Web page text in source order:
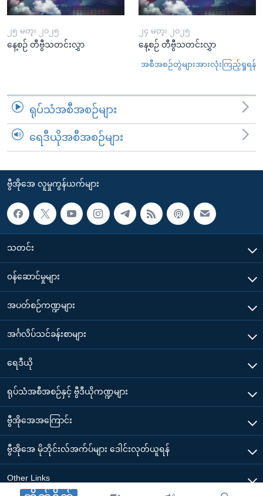
၂၅ မတ္၊ ၂၀၂၅
နေ့စဉ် တီဗွီသတင်းလွှာ
၂၄ မတ္၊ ၂၀၂၅
နေ့စဉ် တီဗွီသတင်းလွှာ
အစီအစဉ်တွဲများအားလုံးကြည့်ရှုရန်
ရုပ်သံအစီအစဉ်များ
ရေဒီယိုအစီအစဉ်များ
ဗွီအိုအေ လူမှုကွန်ယက်များ
သတင်း
၀န်ဆောင်မှုများ
အပတ်စဉ်ကဏ္ဍများ
အင်္ဂလိပ်သင်ခန်းစာများ
ရေဒီယို
ရုပ်သံအစီအစဉ်နှင့် ဗွီဒီယိုကဏ္ဍများ
ဗွီအိုအေအကြောင်း
ဗွီအိုအေ မိုဘိုင်းလ်အက်ပ်များ ဒေါင်းလုတ်ယူရန်
Other Links